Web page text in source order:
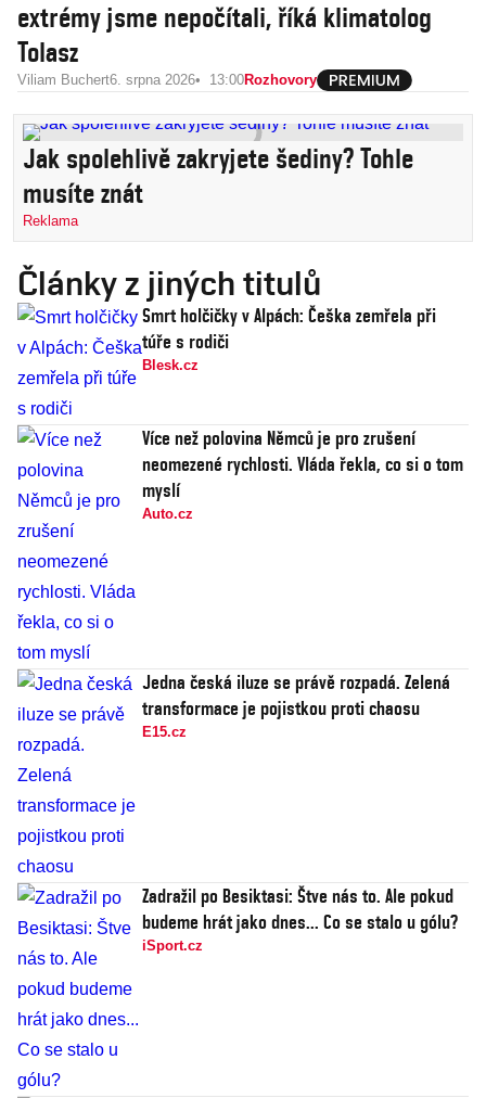
extrémy jsme nepočítali, říká klimatolog
Tolasz
Viliam Buchert6. srpna 2026 13:00Rozhovory
Jak spolehlivě zakryjete šediny? Tohle
musíte znát
Reklama
Články z jiných titulů
Smrt holčičky v Alpách: Češka zemřela při
túře s rodiči
Blesk.cz
Více než polovina Němců je pro zrušení
neomezené rychlosti. Vláda řekla, co si o tom
myslí
Auto.cz
Jedna česká iluze se právě rozpadá. Zelená
transformace je pojistkou proti chaosu
E15.cz
Zadražil po Besiktasi: Štve nás to. Ale pokud
budeme hrát jako dnes... Co se stalo u gólu?
iSport.cz